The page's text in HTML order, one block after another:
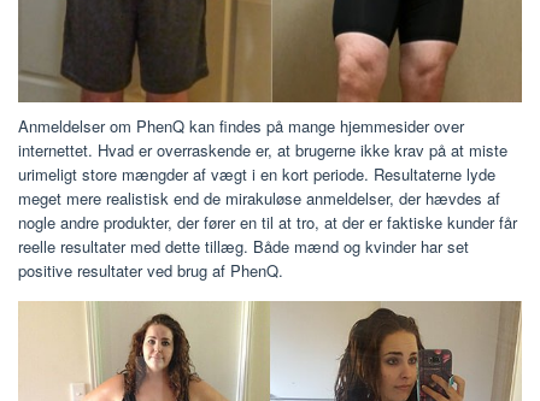
Anmeldelser om PhenQ kan findes på mange hjemmesider over
internettet. Hvad er overraskende er, at brugerne ikke krav på at miste
urimeligt store mængder af vægt i en kort periode. Resultaterne lyde
meget mere realistisk end de mirakuløse anmeldelser, der hævdes af
nogle andre produkter, der fører en til at tro, at der er faktiske kunder får
reelle resultater med dette tillæg. Både mænd og kvinder har set
positive resultater ved brug af PhenQ.